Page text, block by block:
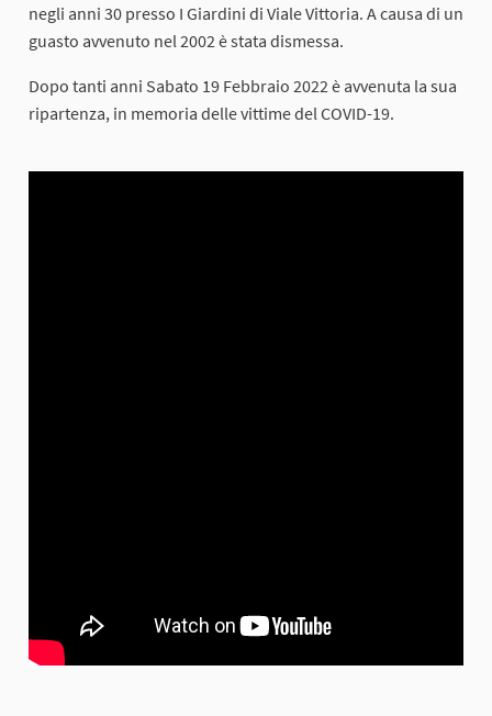
negli anni 30 presso I Giardini di Viale Vittoria. A causa di un
guasto avvenuto nel 2002 è stata dismessa.
Dopo tanti anni Sabato 19 Febbraio 2022 è avvenuta la sua
ripartenza, in memoria delle vittime del COVID-19.